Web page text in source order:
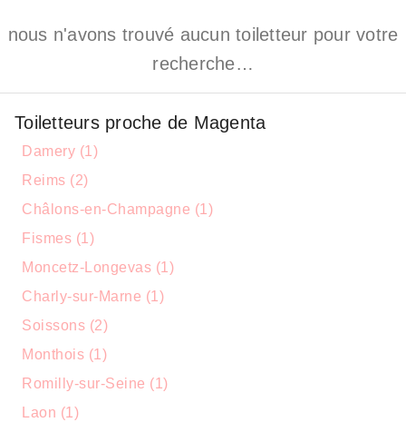
nous n'avons trouvé aucun toiletteur pour votre
recherche…
Toiletteurs proche de Magenta
Damery (1)
Reims (2)
Châlons-en-Champagne (1)
Fismes (1)
Moncetz-Longevas (1)
Charly-sur-Marne (1)
Soissons (2)
Monthois (1)
Romilly-sur-Seine (1)
Laon (1)